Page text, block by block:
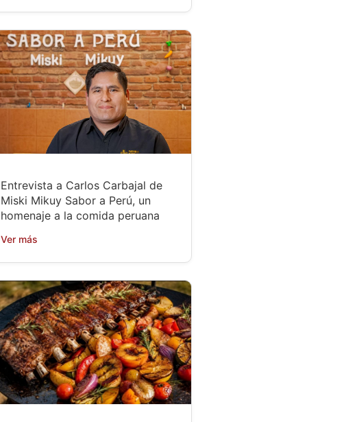
Entrevista a Carlos Carbajal de
Miski Mikuy Sabor a Perú, un
homenaje a la comida peruana
Ver más